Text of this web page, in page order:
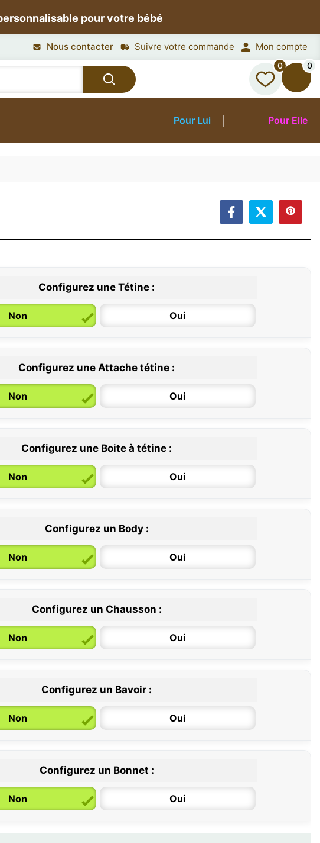
pour votre bébé
Nous contacter Suivre votre commande Mon compte
0 0
Pour Lui Pour Elle
Configurez une Tétine :
Non Oui
0 / 6 mois
Configurez une Attache tétine :
Non Oui
Configurez une Boite à tétine :
Non Oui
Configurez un Body :
Non Oui
6 / 12 mois
Configurez un Chausson :
Non Oui
Configurez un Bavoir :
Non Oui
Configurez un Bonnet :
Non Oui